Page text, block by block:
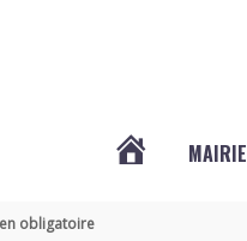
MAIRIE
obligatoire